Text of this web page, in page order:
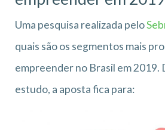
Uma pesquisa realizada pelo
quais são os segmentos mais
empreender no Brasil em 2019.
estudo, a aposta fica para: